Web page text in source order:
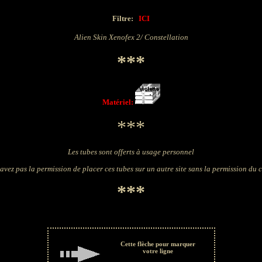
Filtre: ICI
Alien Skin Xenofex 2/Constellation
***
Matériel:
***
Les tubes sont offerts à usage personnel
pas la permission de placer ces tubes sur un autre site sans la permission du
***
Cette flèche pour marquer
votre ligne